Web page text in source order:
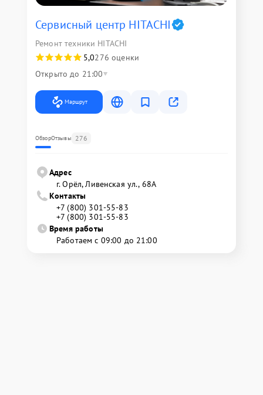
Сервисный центр HITACHI
Ремонт техники HITACHI
5,0276 оценки
Открыто до 21:00
Маршрут
ОбзорОтзывы 276
Адрес
г. Орёл, Ливенская ул., 68А
Контакты
+7 (800) 301-55-83
+7 (800) 301-55-83
Время работы
Работаем с 09:00 до 21:00